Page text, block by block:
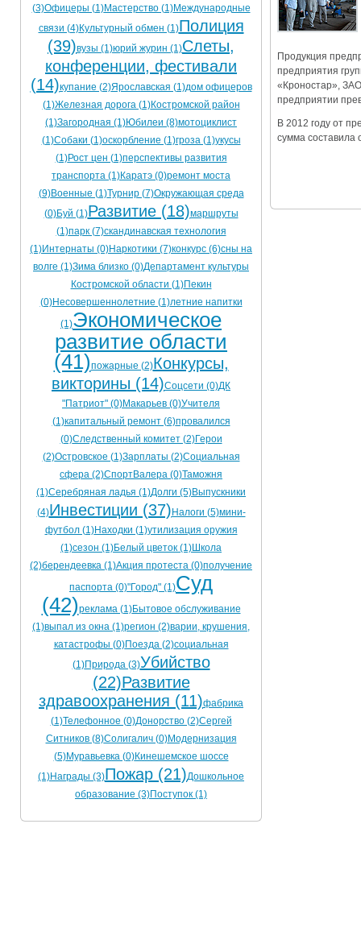
Ограничения движения транспорта на майские
Электронные транспортные карты
Продукция
предприятия
«Кроностар»,
предприятии
В 2012 году от
сумма составила
(3)Офицеры (1)Мастерство (1)Международные
связи (4)Культурный обмен (1)Полиция
(39)вузы (1)юрий журин (1)Слеты,
конференции, фестивали
(14)купание (2)Ярославская (1)дом офицеров
(1)Железная дорога (1)Костромской район
(1)Загородная (1)Юбилеи (8)мотоциклист
(1)Собаки (1)оскорбление (1)гроза (1)укусы
(1)Рост цен (1)перспективы развития
транспорта (1)Каратэ (0)ремонт моста
(9)Военные (1)Турнир (7)Окружающая среда
(0)Буй (1)Развитие (18)маршруты
(1)парк (7)скандинавская технология
(1)Интернаты (0)Наркотики (7)конкурс (6)сны на
волге (1)Зима близко (0)Департамент культуры
Костромской области (1)Пекин
(0)Несовершеннолетние (1)летние напитки
(1)Экономическое
развитие области
(41)пожарные (2)Конкурсы,
викторины (14)Соцсети (0)ДК
"Патриот" (0)Макарьев (0)Учителя
(1)капитальный ремонт (6)провалился
(0)Следственный комитет (2)Герои
(2)Островское (1)Зарплаты (2)Социальная
сфера (2)СпортВалера (0)Таможня
(1)Серебряная ладья (1)Долги (5)Выпускники
(4)Инвестиции (37) Налоги (5)мини-
футбол (1)Находки (1)утилизация оружия
(1)сезон (1)Белый цветок (1)Школа
(2)берендеевка (1)Акция протеста (0)получение
паспорта (0)"Город" (1)Суд
(42)реклама (1)Бытовое обслуживание
(1)выпал из окна (1)регион (2)варии, крушения,
катастрофы (0)Поезда (2)социальная
(1)Природа (3)Убийство
(22)Развитие
здравоохранения (11)фабрика
(1)Телефонное (0)Донорство (2)Сергей
Ситников (8)Солигалич (0)Модернизация
(5)Муравьевка (0)Кинешемское шоссе
(1)Награды (3)Пожар (21)Дошкольное
образование (3)Поступок (1)